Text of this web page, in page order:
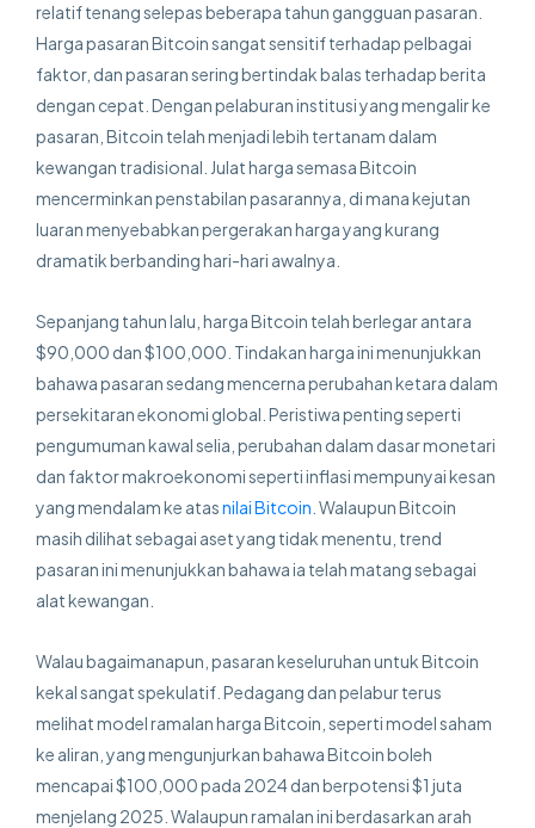
relatif tenang selepas beberapa tahun gangguan pasaran.
Harga pasaran Bitcoin sangat sensitif terhadap pelbagai
faktor, dan pasaran sering bertindak balas terhadap berita
dengan cepat. Dengan pelaburan institusi yang mengalir ke
pasaran, Bitcoin telah menjadi lebih tertanam dalam
kewangan tradisional. Julat harga semasa Bitcoin
mencerminkan penstabilan pasarannya, di mana kejutan
luaran menyebabkan pergerakan harga yang kurang
dramatik berbanding hari-hari awalnya.
Sepanjang tahun lalu, harga Bitcoin telah berlegar antara
$90,000 dan $100,000. Tindakan harga ini menunjukkan
bahawa pasaran sedang mencerna perubahan ketara dalam
persekitaran ekonomi global. Peristiwa penting seperti
pengumuman kawal selia, perubahan dalam dasar monetari
dan faktor makroekonomi seperti inflasi mempunyai kesan
yang mendalam ke atasnilai Bitcoin . Walaupun Bitcoin
masih dilihat sebagai aset yang tidak menentu, trend
pasaran ini menunjukkan bahawa ia telah matang sebagai
alat kewangan.
Walau bagaimanapun, pasaran keseluruhan untuk Bitcoin
kekal sangat spekulatif. Pedagang dan pelabur terus
melihat model ramalan harga Bitcoin, seperti model saham
ke aliran, yang mengunjurkan bahawa Bitcoin boleh
mencapai $100,000 pada 2024 dan berpotensi $1 juta
menjelang 2025. Walaupun ramalan ini berdasarkan arah